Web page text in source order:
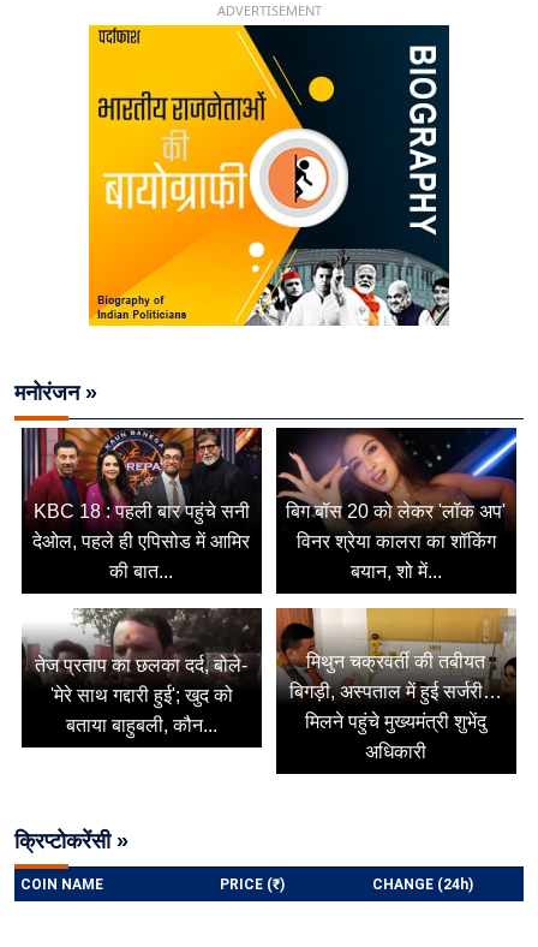
ADVERTISEMENT
मनोरंजन »
KBC 18 : पहली बार पहुंचे सनी
देओल, पहले ही एपिसोड में आमिर
की बात...
बिग बॉस 20 को लेकर 'लॉक अप'
विनर श्रेया कालरा का शॉकिंग
बयान, शो में...
तेज प्रताप का छलका दर्द, बोले-
'मेरे साथ गद्दारी हुई'; खुद को
बताया बाहुबली, कौन...
मिथुन चक्रवर्ती की तबीयत
बिगड़ी, अस्पताल में हुई सर्जरी…
मिलने पहुंचे मुख्यमंत्री शुभेंदु
अधिकारी
क्रिप्टोकरेंसी »